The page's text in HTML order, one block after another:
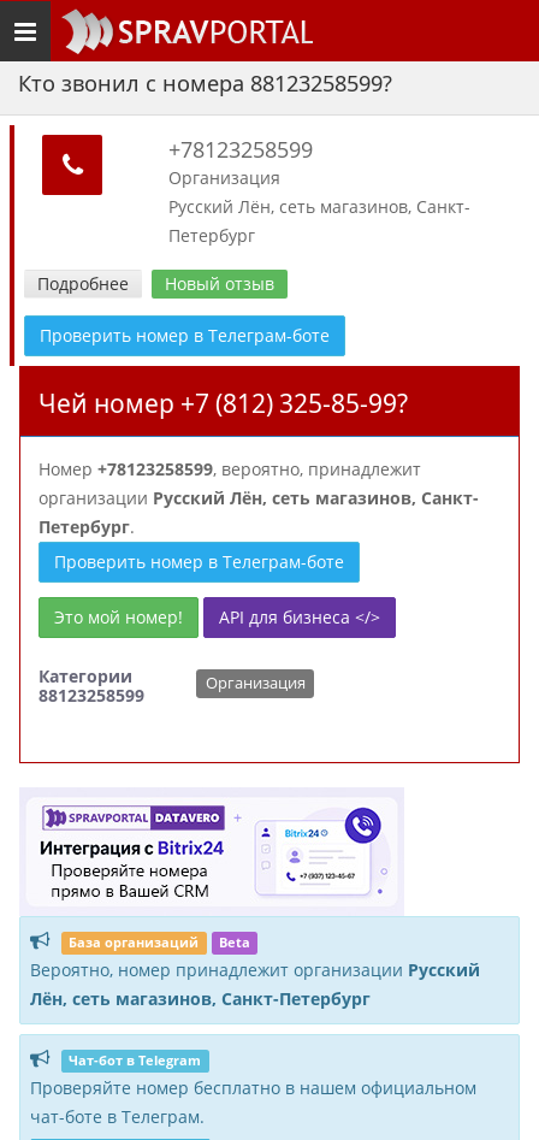
Toggle
navigation
Кто звонил с номера 88123258599?
+78123258599
Организация
Русский Лён, сеть магазинов, Санкт-
Петербург
Подробнее Новый отзыв
Проверить номер в Телеграм-боте
Чей номер +7 (812) 325-85-99?
Номер +78123258599, вероятно, принадлежит
организации Русский Лён, сеть магазинов, Санкт-
Петербург.
Проверить номер в Телеграм-боте
Это мой номер! API для бизнеса </>
Категории
88123258599
Организация
База организаций Beta
Вероятно, номер принадлежит организации Русский
Лён, сеть магазинов, Санкт-Петербург
Чат-бот в Telegram
Проверяйте номер бесплатно в нашем официальном
чат-боте в Телеграм.